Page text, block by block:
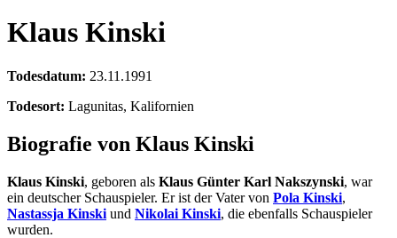
Klaus Kinski
Todesdatum: 23.11.1991
Todesort: Lagunitas, Kalifornien
Biografie von Klaus Kinski
Klaus Kinski, geboren als Klaus Günter Karl Nakszynski, war
ein deutscher Schauspieler. Er ist der Vater von Pola Kinski,
Nastassja Kinski und Nikolai Kinski, die ebenfalls Schauspieler
wurden.